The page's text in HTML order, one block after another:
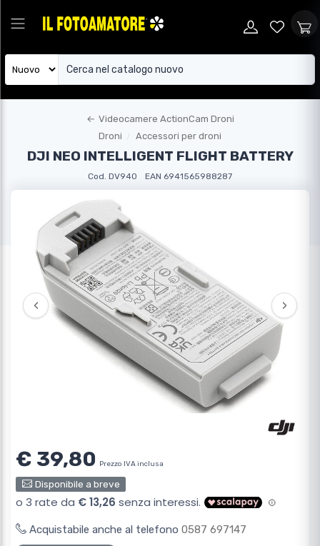
← Videocamere ActionCam Droni
Droni
Accessori per droni
DJI NEO INTELLIGENT FLIGHT BATTERY
Cod. DV940 EAN 6941565988287
‹ ›
€ 39,80 Prezzo IVA inclusa
Disponibile a breve
Acquistabile anche al telefono 0587 697147